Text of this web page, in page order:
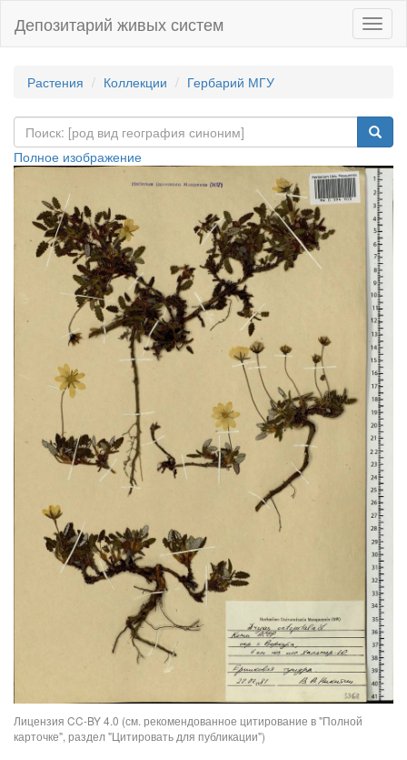
Депозитарий живых систем
Растения Коллекции Гербарий МГУ
Полное изображение
Лицензия CC-BY 4.0 (см. рекомендованное цитирование в "Полной
карточке", раздел "Цитировать для публикации")